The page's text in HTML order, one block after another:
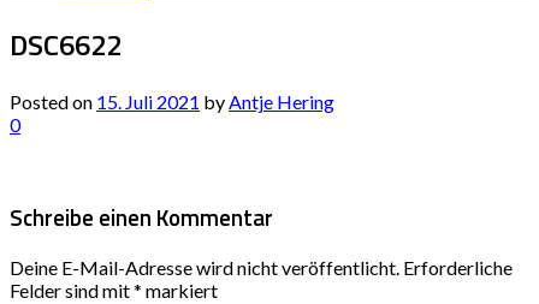
DSC6622
Posted on 15. Juli 2021 byAntje Hering
0
Schreibe einen Kommentar
Deine E-Mail-Adresse wird nicht veröffentlicht. Erforderliche
Felder sind mit* markiert